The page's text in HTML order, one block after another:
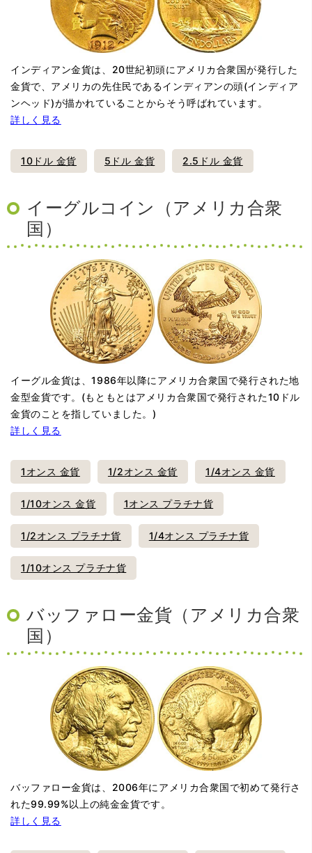
インディアン金貨は、20世紀初頭にアメリカ合衆国が発行した
金貨で、アメリカの先住民であるインディアンの頭(インディア
ンヘッド)が描かれていることからそう呼ばれています。
詳しく見る
10ドル 金貨 5ドル 金貨 2.5ドル 金貨
イーグルコイン（アメリカ合衆
国）
イーグル金貨は、1986年以降にアメリカ合衆国で発行された地
金型金貨です。(もともとはアメリカ合衆国で発行された10ドル
金貨のことを指していました。)
詳しく見る
1オンス 金貨 1/2オンス 金貨 1/4オンス 金貨
1/10オンス 金貨 1オンス プラチナ貨
1/2オンス プラチナ貨 1/4オンス プラチナ貨
1/10オンス プラチナ貨
バッファロー金貨（アメリカ合衆
国）
バッファロー金貨は、2006年にアメリカ合衆国で初めて発行さ
れた99.99%以上の純金金貨です。
詳しく見る